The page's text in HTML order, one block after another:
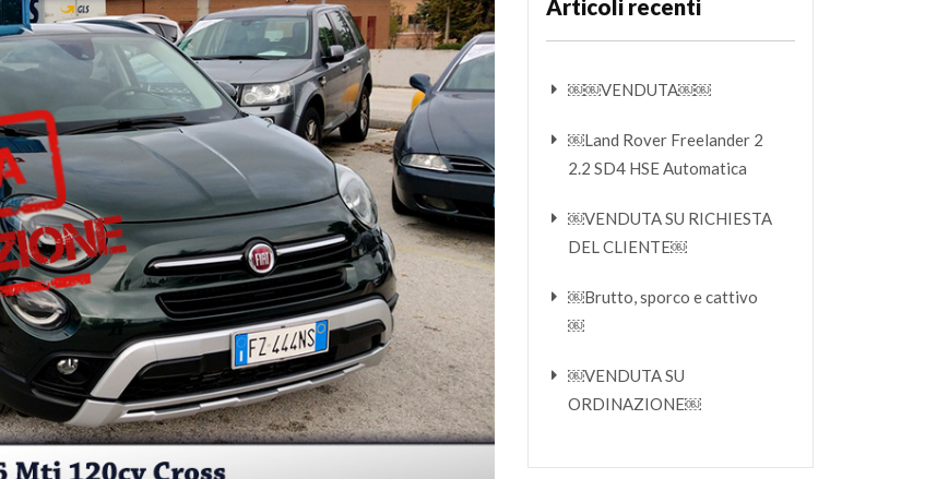
Articoli recenti
￼￼VENDUTA￼￼
￼Land Rover Freelander 2
2.2 SD4 HSE Automatica
￼VENDUTA SU RICHIESTA
DEL CLIENTE￼
￼Brutto, sporco e cattivo
￼
￼VENDUTA SU
ORDINAZIONE￼